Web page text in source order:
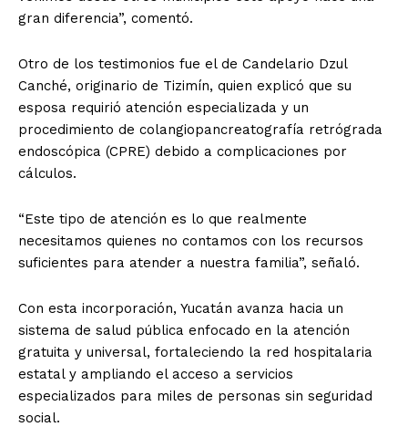
gran diferencia”, comentó.
Otro de los testimonios fue el de Candelario Dzul
Canché, originario de Tizimín, quien explicó que su
esposa requirió atención especializada y un
procedimiento de colangiopancreatografía retrógrada
endoscópica (CPRE) debido a complicaciones por
cálculos.
“Este tipo de atención es lo que realmente
necesitamos quienes no contamos con los recursos
suficientes para atender a nuestra familia”, señaló.
Con esta incorporación, Yucatán avanza hacia un
sistema de salud pública enfocado en la atención
gratuita y universal, fortaleciendo la red hospitalaria
estatal y ampliando el acceso a servicios
especializados para miles de personas sin seguridad
social.